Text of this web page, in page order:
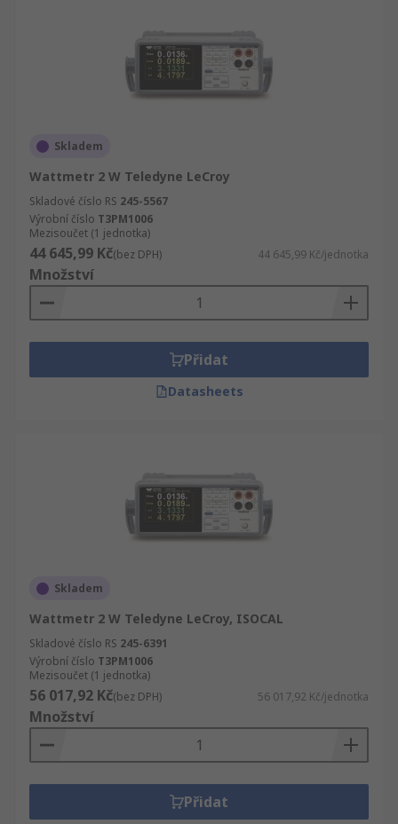
Skladem
Wattmetr 2 W Teledyne LeCroy
Skladové číslo RS 245-5567
Výrobní číslo T3PM1006
Mezisoučet (1 jednotka)
44 645,99 Kč(bez DPH) 44 645,99 Kč/jednotka
Množství
Přidat
Datasheets
Skladem
Wattmetr 2 W Teledyne LeCroy, ISOCAL
Skladové číslo RS 245-6391
Výrobní číslo T3PM1006
Mezisoučet (1 jednotka)
56 017,92 Kč(bez DPH) 56 017,92 Kč/jednotka
Množství
Přidat